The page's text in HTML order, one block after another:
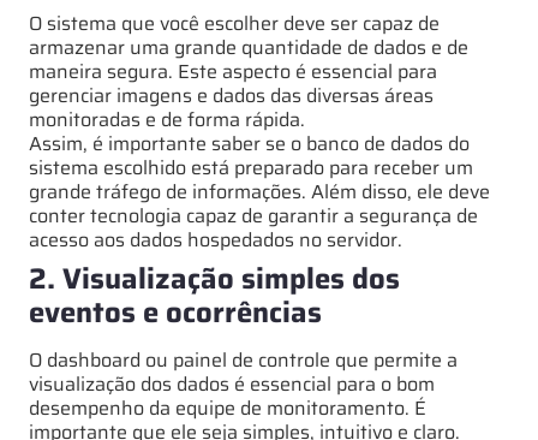
O sistema que você escolher deve ser capaz de
armazenar uma grande quantidade de dados e de
maneira segura. Este aspecto é essencial para
gerenciar imagens e dados das diversas áreas
monitoradas e de forma rápida.
Assim, é importante saber se o banco de dados do
sistema escolhido está preparado para receber um
grande tráfego de informações. Além disso, ele deve
conter tecnologia capaz de garantir a segurança de
acesso aos dados hospedados no servidor.
2. Visualização simples dos
eventos e ocorrências
O dashboard ou painel de controle que permite a
visualização dos dados é essencial para o bom
desempenho da equipe de monitoramento. É
importante que ele seja simples, intuitivo e claro.